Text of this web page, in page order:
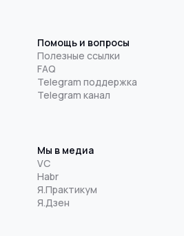
Помощь и вопросы
Полезные ссылки
FAQ
Telegram поддержка
Telegram канал
Мы в медиа
VC
Habr
Я.Практикум
Я.Дзен